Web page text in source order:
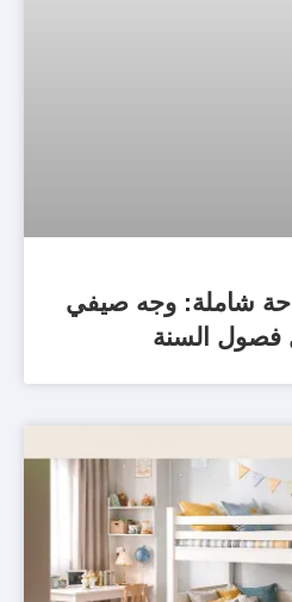
شاملة: وجه صيفي
السنة